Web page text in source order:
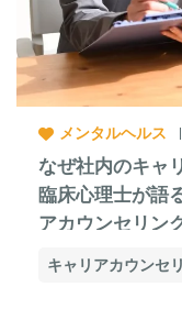
メンタルヘルス
なぜ社内のキャ
臨床心理士が語
アカウンセリン
キャリアカウンセ